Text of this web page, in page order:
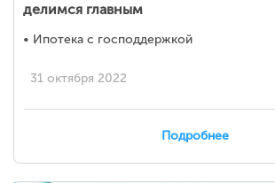
делимся главным
• Ипотека с господдержкой
31 октября 2022
Подробнее